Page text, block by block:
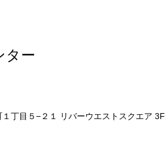
ター
丁目５−２１ リバーウエストスクエア 3F